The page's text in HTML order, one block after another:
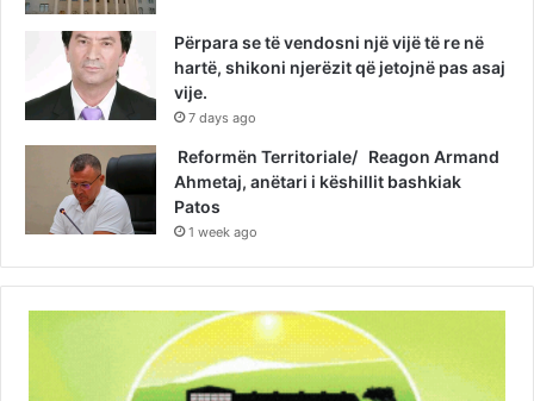
Përpara se të vendosni një vijë të re në
hartë, shikoni njerëzit që jetojnë pas asaj
vije.
7 days ago
Reformën Territoriale/ Reagon Armand
Ahmetaj, anëtari i këshillit bashkiak
Patos
1 week ago